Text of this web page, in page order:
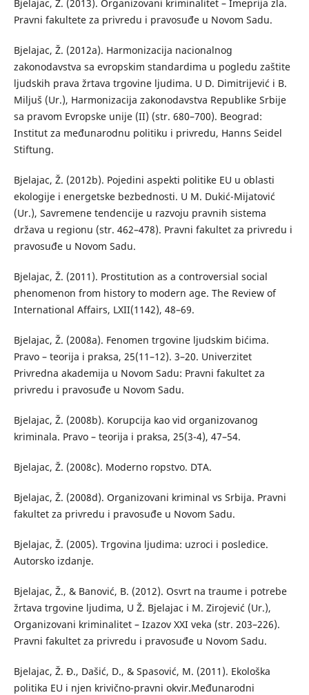
Bjelajac, Ž. (2013). Organizovani kriminalitet – Imeprija zla.
Pravni fakultete za privredu i pravosuđe u Novom Sadu.
Bjelajac, Ž. (2012a). Harmonizacija nacionalnog
zakonodavstva sa evropskim standardima u pogledu zaštite
ljudskih prava žrtava trgovine ljudima. U D. Dimitrijević i B.
Miljuš (Ur.), Harmonizacija zakonodavstva Republike Srbije
sa pravom Evropske unije (II) (str. 680–700). Beograd:
Institut za međunarodnu politiku i privredu, Hanns Seidel
Stiftung.
Bjelajac, Ž. (2012b). Pojedini aspekti politike EU u oblasti
ekologije i energetske bezbednosti. U M. Dukić-Mijatović
(Ur.), Savremene tendencije u razvoju pravnih sistema
država u regionu (str. 462–478). Pravni fakultet za privredu i
pravosuđe u Novom Sadu.
Bjelajac, Ž. (2011). Prostitution as a controversial social
phenomenon from history to modern age. The Review of
International Affairs, LXII(1142), 48–69.
Bjelajac, Ž. (2008a). Fenomen trgovine ljudskim bićima.
Pravo – teorija i praksa, 25(11–12). 3–20. Univerzitet
Privredna akademija u Novom Sadu: Pravni fakultet za
privredu i pravosuđe u Novom Sadu.
Bjelajac, Ž. (2008b). Korupcija kao vid organizovanog
kriminala. Pravo – teorija i praksa, 25(3-4), 47–54.
Bjelajac, Ž. (2008c). Moderno ropstvo. DTA.
Bjelajac, Ž. (2008d). Organizovani kriminal vs Srbija. Pravni
fakultet za privredu i pravosuđe u Novom Sadu.
Bjelajac, Ž. (2005). Trgovina ljudima: uzroci i posledice.
Autorsko izdanje.
Bjelajac, Ž., & Banović, B. (2012). Osvrt na traume i potrebe
žrtava trgovine ljudima, U Ž. Bjelajac i M. Zirojević (Ur.),
Organizovani kriminalitet – Izazov XXI veka (str. 203–226).
Pravni fakultet za privredu i pravosuđe u Novom Sadu.
Bjelajac, Ž. Đ., Dašić, D., & Spasović, M. (2011). Ekološka
politika EU i njen krivično-pravni okvir.Međunarodni